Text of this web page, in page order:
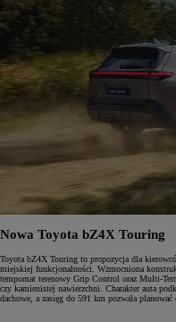
Nowa Toyota bZ4X Touring
Toyota bZ4X Touring to propozycja dla
miejskiej funkcjonalności. Wzmocniona
tempomat terenowy Grip Control oraz Multi-
czy kamienistej nawierzchni. Charakter auta
dachowe, a zasięg do 591 km pozwala planować